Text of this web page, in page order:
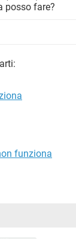
WINDOWS 10
posso fare?
funziona